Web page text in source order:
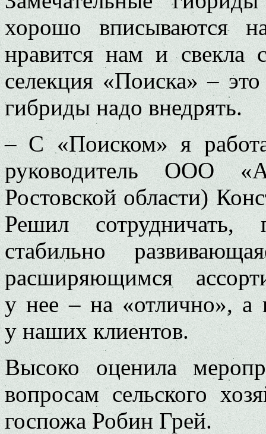
хорошо вписываются
нравится нам и
селекция «Поиска» –
гибриды надо внедрять.
– С «Поиском» я
руководитель ООО
Ростовской области)
Решил
стабильно
расширяющимся
у нее – на «отлично», а
у наших клиентов.
Высоко оценила
вопросам сельского
госпожа Робин Грей.